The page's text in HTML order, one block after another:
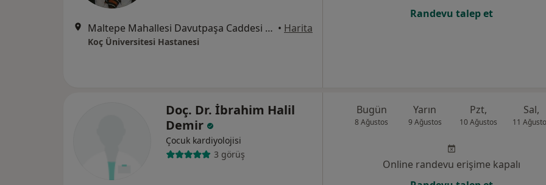
Maltepe Mahallesi Davutpaşa Caddesi No:4, Zeytinburnu • Harita
Koç Üniversitesi Hastanesi
Randevu talep et
Doç. Dr. İbrahim Halil
Demir
Çocuk kardiyolojisi
3 görüş
Bugün
8 Ağustos
Yarın
9 Ağustos
Pzt,
10 Ağustos
Sal,
11
Online randevu erişime kapalı